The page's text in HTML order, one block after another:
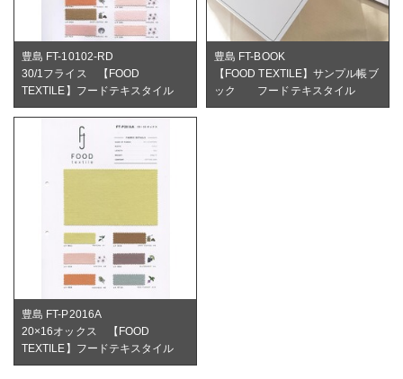
豊島 FT-10102-RD
30/1フライス 【FOOD
TEXTILE】フードテキスタイル
豊島 FT-BOOK
【FOOD TEXTILE】サンプル帳ブ
ック フードテキスタイル
豊島 FT-P2016A
20×16オックス 【FOOD
TEXTILE】フードテキスタイル